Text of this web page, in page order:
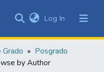
Log In (current)
Grado
Posgrado
by Author